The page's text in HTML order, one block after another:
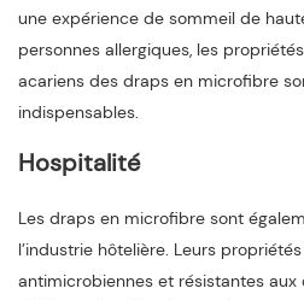
une expérience de sommeil de
personnes allergiques, les
acariens des draps en microfibre
indispensables.
Hospitalité
Les draps en microfibre sont
l’industrie hôtelière. Leurs
antimicrobiennes et résistantes